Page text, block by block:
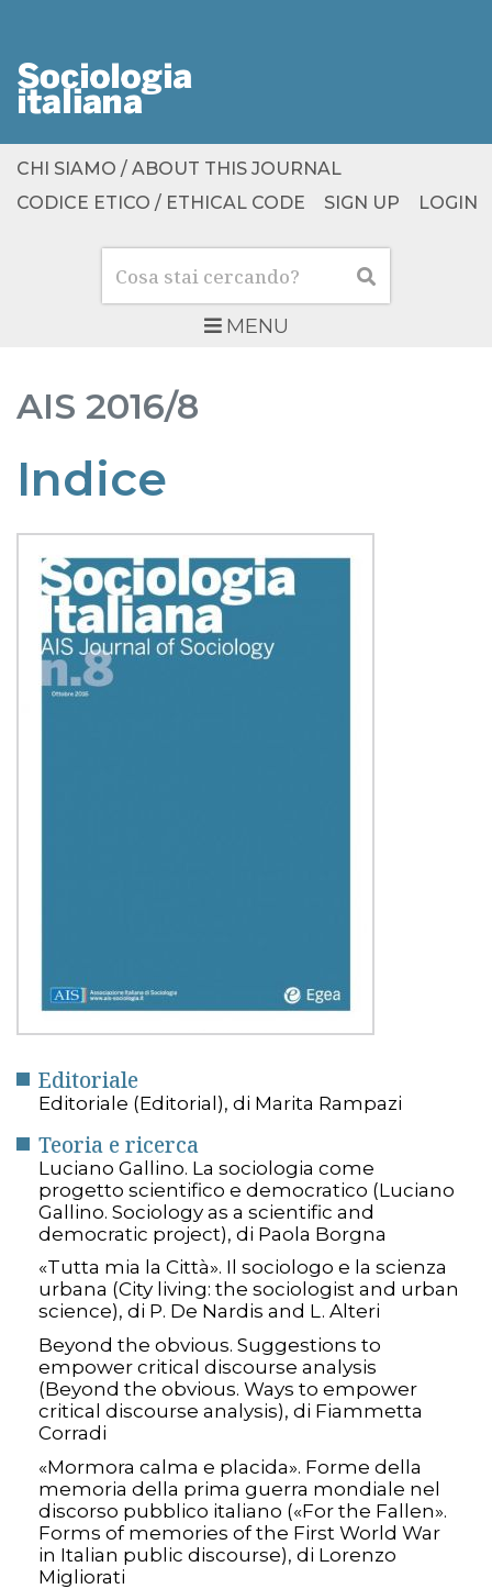
MENU
Cerca Cerca
CHI SIAMO / ABOUT THIS JOURNAL
CODICE ETICO / ETHICAL CODE
SIGN UP LOGIN
AIS 2016/8
Indice
Editoriale
Editoriale (Editorial), di Marita Rampazi
Teoria e ricerca
Luciano Gallino. La sociologia come
progetto scientifico e democratico (Luciano
Gallino. Sociology as a scientific and
democratic project), di Paola Borgna
«Tutta mia la Città». Il sociologo e la scienza
urbana (City living: the sociologist and urban
science), di P. De Nardis and L. Alteri
Beyond the obvious. Suggestions to
empower critical discourse analysis
(Beyond the obvious. Ways to empower
critical discourse analysis), di Fiammetta
Corradi
«Mormora calma e placida». Forme della
memoria della prima guerra mondiale nel
discorso pubblico italiano («For the Fallen».
Forms of memories of the First World War
in Italian public discourse), di Lorenzo
Migliorati